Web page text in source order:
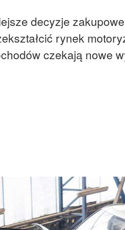
decyzje
rynek
czekają nowe